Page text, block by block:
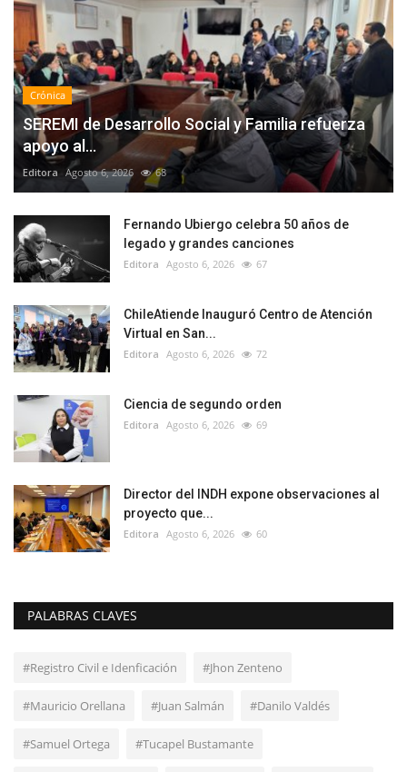
Crónica
SEREMI de Desarrollo Social y Familia refuerza
apoyo al...
Editora Agosto 6, 2026 68
Fernando Ubiergo celebra 50 años de
legado y grandes canciones
Editora Agosto 6, 2026 67
ChileAtiende Inauguró Centro de Atención
Virtual en San...
Editora Agosto 6, 2026 72
Ciencia de segundo orden
Editora Agosto 6, 2026 69
Director del INDH expone observaciones al
proyecto que...
Editora Agosto 6, 2026 60
PALABRAS CLAVES
#Registro Civil e Idenficación #Jhon Zenteno
#Mauricio Orellana #Juan Salmán #Danilo Valdés
#Samuel Ortega #Tucapel Bustamante